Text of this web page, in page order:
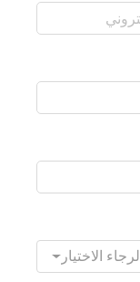
الرجاء الاختيار